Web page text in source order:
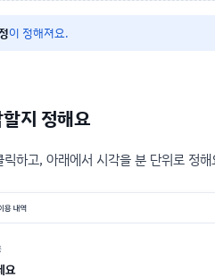
이 정해져요.
지 정해요
하고, 아래에서 시각을 분 단위로 정해